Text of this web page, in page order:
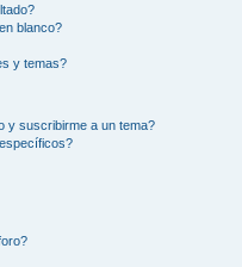
blanco?
y temas?
y suscribirme a un tema?